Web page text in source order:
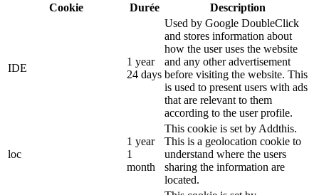
Cookie
Durée Description
IDE
1 year
24 days
Used by Google DoubleClick
and stores information about
how the user uses the website
and any other advertisement
before visiting the website. This
is used to present users with ads
that are relevant to them
according to the user profile.
loc
1 year
1
month
This cookie is set by Addthis.
This is a geolocation cookie to
understand where the users
sharing the information are
located.